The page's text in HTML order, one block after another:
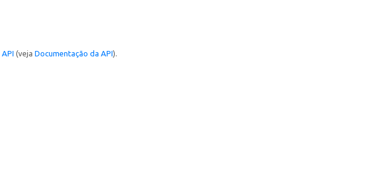
API (veja Documentação da API).